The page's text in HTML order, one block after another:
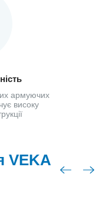
армуючих
високу
VEKA